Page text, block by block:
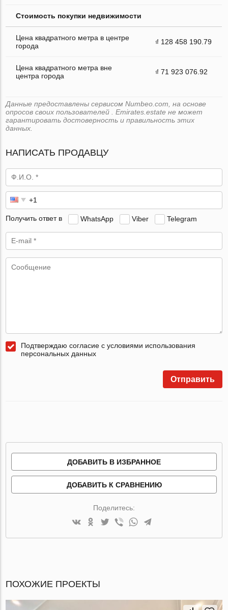
Стоимость покупки недвижимости
Цена квадратного метра в центре
города
₫ 128 458 190.79
Цена квадратного метра вне
центра города
₫ 71 923 076.92
Данные предоставлены сервисом Numbeo.com, на основе
опросов своих пользователей . Emirates.estate не может
гарантировать достоверность и правильность этих
данных.
НАПИСАТЬ ПРОДАВЦУ
Получить ответ в WhatsApp Viber Telegram
Подтверждаю согласие с условиями использования
персональных данных
Отправить
ДОБАВИТЬ В ИЗБРАННОЕ
ДОБАВИТЬ К СРАВНЕНИЮ
Поделитесь:
ПОХОЖИЕ ПРОЕКТЫ